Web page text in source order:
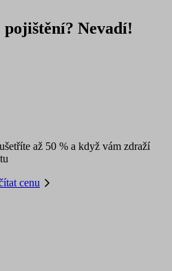
pojištění? Nevadí!
až 50 % a když vám zdraží
cenu